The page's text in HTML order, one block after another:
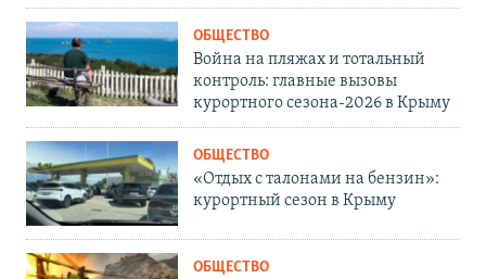
ОБЩЕСТВО
Война на пляжах и тотальный
контроль: главные вызовы
курортного сезона-2026 в Крыму
ОБЩЕСТВО
«Отдых с талонами на бензин»:
курортный сезон в Крыму
ОБЩЕСТВО